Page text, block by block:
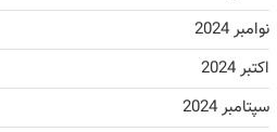
نوامبر 2024
اکتبر 2024
سپتامبر 2024